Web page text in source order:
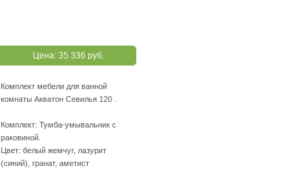
Цена: 35 336 руб.
Комплект мебели для ванной
комнаты Акватон Севилья 120 .
Комплект: Тумба-умывальник с
раковиной.
Цвет: белый жемчуг, лазурит
(синий), гранат, аметист